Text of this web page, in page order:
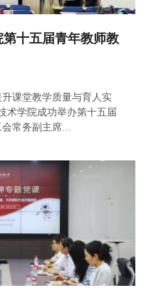
十五届青年教师教
课堂教学质量与育人实
术学院成功举办第十五届
会常务副主席…